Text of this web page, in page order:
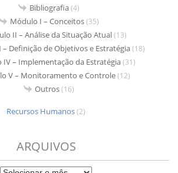
Bibliografia(4)
Módulo I – Conceitos(35)
II – Análise da Situação Atual(13)
Definição de Objetivos e Estratégia(18)
IV – Implementação da Estratégia(31)
V – Monitoramento e Controle(12)
Outros(16)
Recursos Humanos(2)
ARQUIVOS